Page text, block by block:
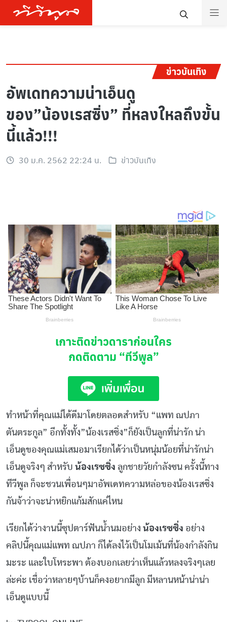
ข่าวบันเทิง
อัพเดทความน่าเอ็นดู
ของ”น้องเรสซิ่ง” ที่หลงใหลถึงขั้น
นี้แล้ว!!!
30 ม.ค. 2562 22:24 น. ข่าวบันเทิง
เกาะติดข่าวดาราก่อนใคร
กดติดตาม “ทีวีพูล”
ทำหน้าที่คุณแม่ได้ดีมาโดยตลอดสำหรับ “แพท ณปภา
ตันตระกูล” อีกทั้งทั้ง”น้องเรสซิ่ง”ก็ยังเป็นลูกที่น่ารัก น่า
เอ็นดูของคุณแม่เสมอมาเรียกได้ว่าเป็นหนุ่มน้อยที่น่ารักน่า
เอ็นดูจริงๆ สำหรับ น้องเรซซิ่ง ลูกชายวัยกำลังซน ครั้งนี้ทาง
ทีวีพูล ก็จะชวนเพื่อนๆมาอัพเดทความหล่อของน้องเรสซิ่ง
กันจ้าว่าจะน่าหยิกแก้มสักแค่ไหน
เรียกได้ว่างานนี้ซุปตาร์ฟันน้ำนมอย่าง น้องเรซซิ่ง อย่าง
คลิปนี้คุณแม่แพท ณปภา ก็ได้ลงไว้เป็นโมเม้นที่น้องกำลังกิน
มะระ และใบโหระพา ต้องบอกเลยว่าเห็นแล้วหลงจริงๆเลย
ล่ะค่ะ เชื่อว่าหลายๆบ้านก็คงอยากมีลูก มีหลานหน้าน่าน่า
เอ็นดูแบบนี้